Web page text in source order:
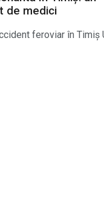
de medici
feroviar în Timiș